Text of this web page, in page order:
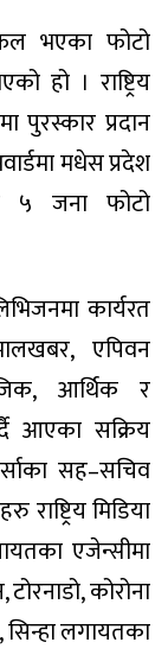
भएका फोटो
हो । राष्ट्रिय
पुरस्कार प्रदान
मधेस प्रदेश
५ जना फोटो
कार्यरत
एपिवन
आर्थिक र
आएका सक्रिय
सह–सचिव
मिडिया
एजेन्सीमा
कोरोना
लगायतका